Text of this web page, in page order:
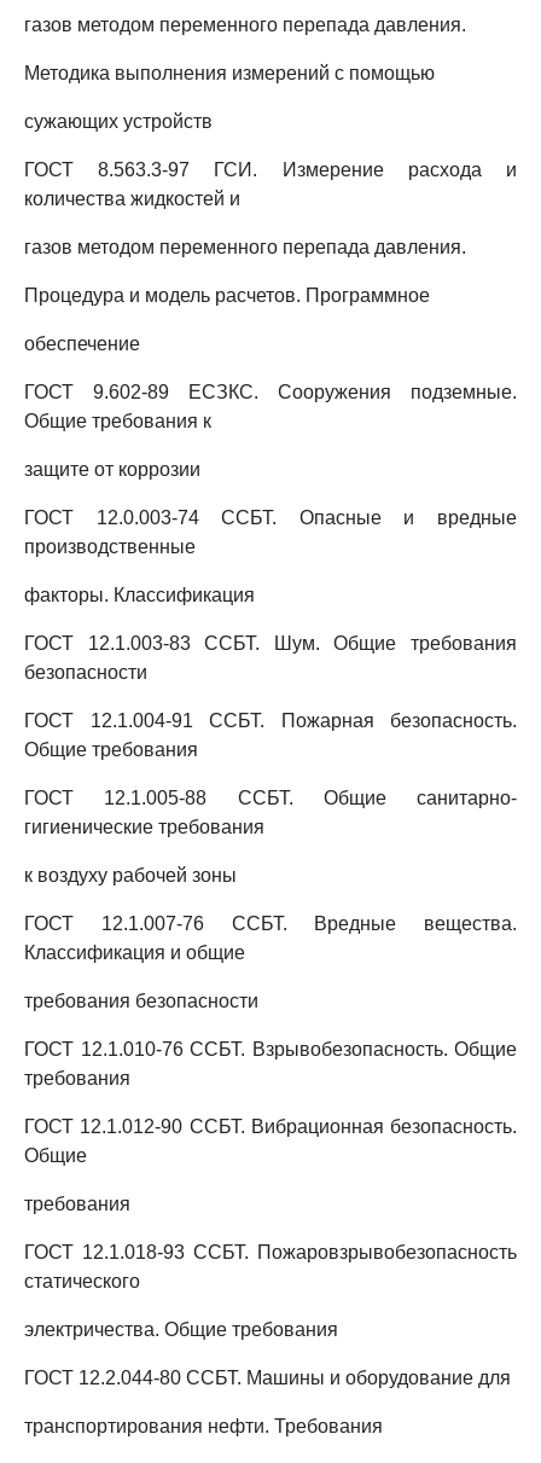
газов методом переменного перепада давления.
Методика выполнения измерений с помощью
сужающих устройств
ГОСТ 8.563.3-97 ГСИ. Измерение расхода и
количества жидкостей и
газов методом переменного перепада давления.
Процедура и модель расчетов. Программное
обеспечение
ГОСТ 9.602-89 ЕСЗКС. Сооружения подземные.
Общие требования к
защите от коррозии
ГОСТ 12.0.003-74 ССБТ. Опасные и вредные
производственные
факторы. Классификация
ГОСТ 12.1.003-83 ССБТ. Шум. Общие требования
безопасности
ГОСТ 12.1.004-91 ССБТ. Пожарная безопасность.
Общие требования
ГОСТ 12.1.005-88 ССБТ. Общие санитарно-
гигиенические требования
к воздуху рабочей зоны
ГОСТ 12.1.007-76 ССБТ. Вредные вещества.
Классификация и общие
требования безопасности
ГОСТ 12.1.010-76 ССБТ. Взрывобезопасность. Общие
требования
ГОСТ 12.1.012-90 ССБТ. Вибрационная безопасность.
Общие
требования
ГОСТ 12.1.018-93 ССБТ. Пожаровзрывобезопасность
статического
электричества. Общие требования
ГОСТ 12.2.044-80 ССБТ. Машины и оборудование для
транспортирования нефти. Требования